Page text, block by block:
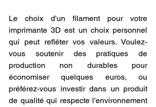
Le choix d'un filament pour votre
imprimante 3D est un choix personnel
qui peut refléter vos valeurs. Voulez-
vous soutenir des pratiques de
production non durables pour
économiser quelques euros, ou
préférez-vous investir dans un produit
de qualité qui respecte l'environnement